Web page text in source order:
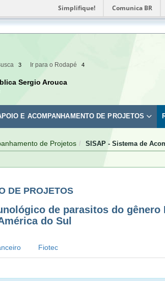
Simplifique! Comunica BR
3 Ir para o Rodapé 4
Sergio Arouca
E ACOMPANHAMENTO DE PROJETOS
de Projetos SISAP - Sistema de
DE PROJETOS
de parasitos do
do Sul
Fiotec